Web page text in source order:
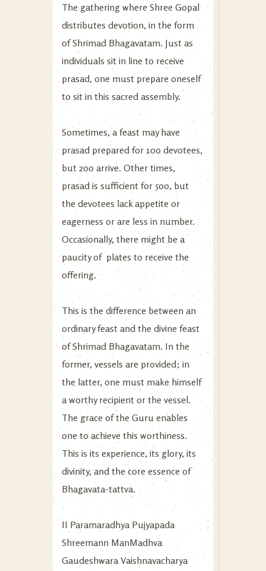
The gathering where Shree Gopal
distributes devotion, in the form
of Shrimad Bhagavatam. Just as
individuals sit in line to receive
prasad, one must prepare oneself
to sit in this sacred assembly.
Sometimes, a feast may have
prasad prepared for 100 devotees,
but 200 arrive. Other times,
prasad is sufficient for 500, but
the devotees lack appetite or
eagerness or are less in number.
Occasionally, there might be a
paucity of plates to receive the
offering.
This is the difference between an
ordinary feast and the divine feast
of Shrimad Bhagavatam. In the
former, vessels are provided; in
the latter, one must make himself
a worthy recipient or the vessel.
The grace of the Guru enables
one to achieve this worthiness.
This is its experience, its glory, its
divinity, and the core essence of
Bhagavata-tattva.
II Paramaradhya Pujyapada
Shreemann ManMadhva
Gaudeshwara Vaishnavacharya